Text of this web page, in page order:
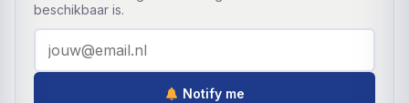
beschikbaar is.
Notify me